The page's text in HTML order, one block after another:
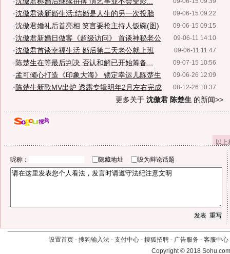
09-06-15 09:22
·沈傲君谈新婚生活:结婚是人生的另一次投胎
09-06-15 09:15
·沈傲君婚礼后首亮相 笑言要抢主持人饭碗(图)
09-06-11 14:10
·沈傲君新婚日做客《超级访问》 首谈神秘老公
09-06-11 11:47
·沈傲君首谈幸福生活 婚后第二天老公就上班
09-07-15 10:56
· 陈楚生在等最后判决 否认和解已开始筹备...
09-06-26 12:09
·孟可倾心打造《印象大海》 锁定幸运儿陈楚生
08-12-26 10:37
· 陈楚生新歌MV出炉 透露专辑明年2月左右完成
更多关于 沈傲君 陈楚生 的新闻>>
以
昵称： 隐藏地址 设为辩论话题
设置首页 - 搜狗输入法 - 支付中心 - 搜狐招聘 - 广告服务 - 客服中心
Copyright©2018